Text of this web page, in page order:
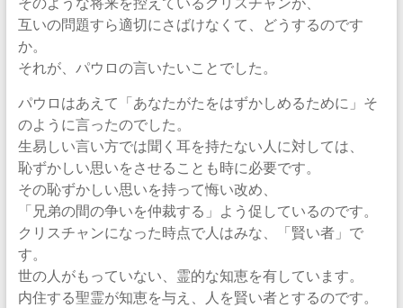
互いの問題すら適切にさばけなくて、どうするのです
か。
それが、パウロの言いたいことでした。
パウロはあえて「あなたがたをはずかしめるために」そ
のように言ったのでした。
生易しい言い方では聞く耳を持たない人に対しては、
恥ずかしい思いをさせることも時に必要です。
その恥ずかしい思いを持って悔い改め、
「兄弟の間の争いを仲裁する」よう促しているのです。
クリスチャンになった時点で人はみな、「賢い者」で
す。
世の人がもっていない、霊的な知恵を有しています。
内住する聖霊が知恵を与え、人を賢い者とするのです。